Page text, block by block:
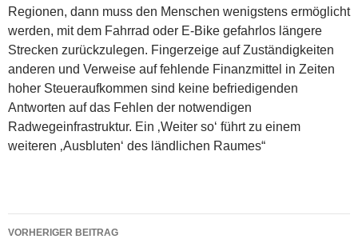
Regionen, dann muss den Menschen wenigstens ermöglicht
werden, mit dem Fahrrad oder E-Bike gefahrlos längere
Strecken zurückzulegen. Fingerzeige auf Zuständigkeiten
anderen und Verweise auf fehlende Finanzmittel in Zeiten
hoher Steueraufkommen sind keine befriedigenden
Antworten auf das Fehlen der notwendigen
Radwegeinfrastruktur. Ein ‚Weiter so‘ führt zu einem
weiteren ‚Ausbluten‘ des ländlichen Raumes“
Beitragsnavigation
VORHERIGER BEITRAG